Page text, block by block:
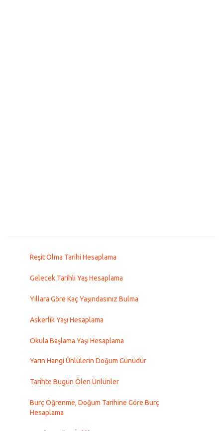
Reşit Olma Tarihi Hesaplama
Gelecek Tarihli Yaş Hesaplama
Yıllara Göre Kaç Yaşındasınız Bulma
Askerlik Yaşı Hesaplama
Okula Başlama Yaşı Hesaplama
Yarın Hangi Ünlülerin Doğum Günüdür
Tarihte Bugün Ölen Ünlünler
Burç Öğrenme, Doğum Tarihine Göre Burç
Hesaplama